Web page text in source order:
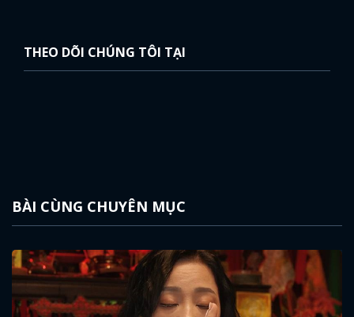
THEO DÕI CHÚNG TÔI TẠI
BÀI CÙNG CHUYÊN MỤC